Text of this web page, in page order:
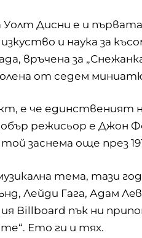
Уолт Дисни е и
и наука за
връчена за
от седем
е че единственият
режисьор е Джон
заснема още през
тема, тази
Лейди Гага, Адам
Billboard пък ни
Ето ги и тях.